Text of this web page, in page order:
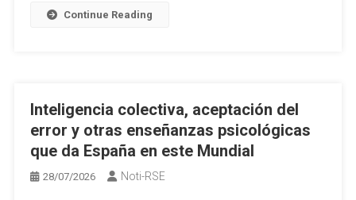
Continue Reading
Inteligencia colectiva, aceptación del
error y otras enseñanzas psicológicas
que da España en este Mundial
28/07/2026 Noti-RSE